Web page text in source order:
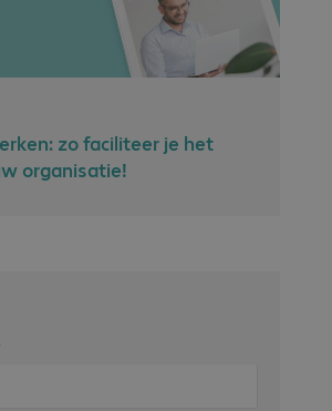
zo faciliteer je het
organisatie!